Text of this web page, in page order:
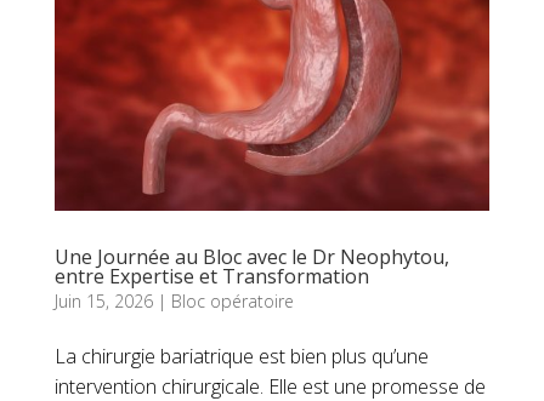
Une Journée au Bloc avec le Dr Neophytou,
entre Expertise et Transformation
Juin 15, 2026| Bloc opératoire
La chirurgie bariatrique est bien plus qu’une
intervention chirurgicale. Elle est une promesse de